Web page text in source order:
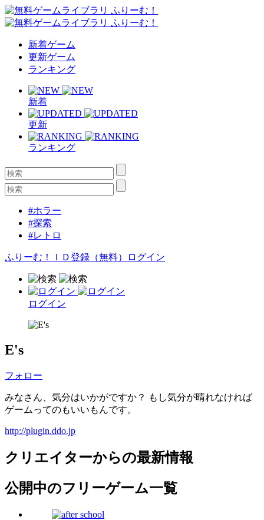
新着ゲーム
更新ゲーム
ランキング
新着
更新
ランキング
#ホラー
#探索
#レトロ
ふりーむ！ＩＤ登録（無料） ログイン
ログイン
E's
フォロー
みなさん、気分はいかがですか？ もし気分が晴れなければ
ゲームってのもいいもんです。
http://plugin.ddo.jp
クリエイターからの最新情報
公開中のフリーゲーム一覧